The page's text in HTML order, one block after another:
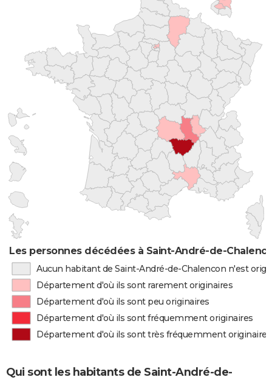
Les personnes décédées à Saint-André-de-
Aucun habitant de Saint-André-de-Chalencon n'est
Département d'où ils sont rarement originaires
Département d'où ils sont peu originaires
Département d'où ils sont fréquemment originaires
Département d'où ils sont très fréquemment originaires
Qui sont les habitants de Saint-André-de-